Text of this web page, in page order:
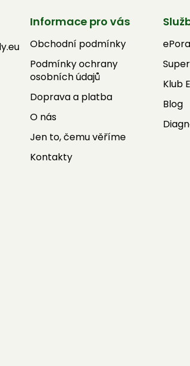
Informace pro vás
Obchodní podmínky
Podmínky ochrany
osobních údajů
Doprava a platba
O nás
Jen to, čemu věříme
Kontakty
Klub
Blog